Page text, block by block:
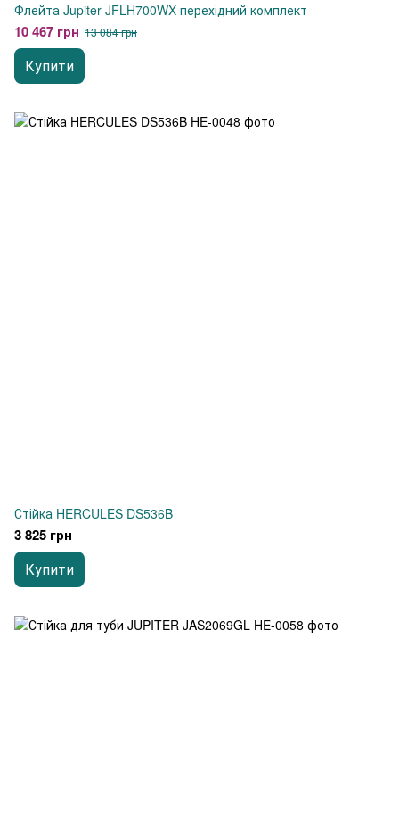
Флейта Jupiter JFLH700WX перехідний комплект
10 467 грн 13 084 грн
Купити
Стійка HERCULES DS536B
3 825 грн
Купити